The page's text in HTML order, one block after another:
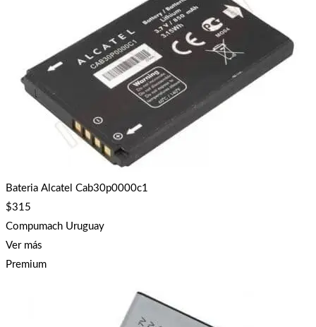
Bateria Alcatel Cab30p0000c1
$315
Compumach Uruguay
Ver más
Premium